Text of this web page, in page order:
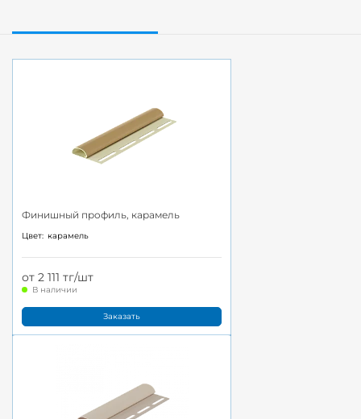
Финишный профиль, карамель
Цвет: карамель
от 2 111 тг/шт
В наличии
Заказать